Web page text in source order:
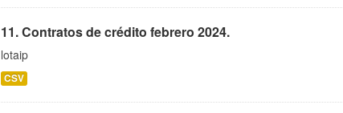
11. Contratos de crédito febrero 2024.
lotaip
CSV